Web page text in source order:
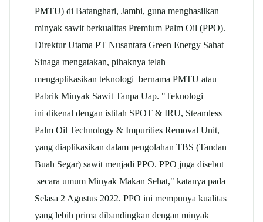
PMTU) di Batanghari, Jambi, guna menghasilkan
minyak sawit berkualitas Premium Palm Oil (PPO).
Direktur Utama PT Nusantara Green Energy Sahat
Sinaga mengatakan, pihaknya telah
mengaplikasikan teknologi bernama PMTU atau
Pabrik Minyak Sawit Tanpa Uap. "Teknologi
ini dikenal dengan istilah SPOT & IRU, Steamless
Palm Oil Technology & Impurities Removal Unit,
yang diaplikasikan dalam pengolahan TBS (Tandan
Buah Segar) sawit menjadi PPO. PPO juga disebut
secara umum Minyak Makan Sehat," katanya pada
Selasa 2 Agustus 2022. PPO ini mempunya kualitas
yang lebih prima dibandingkan dengan minyak